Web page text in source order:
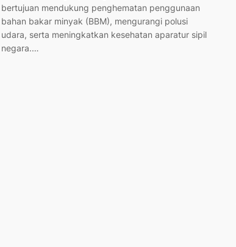
bertujuan mendukung penghematan penggunaan
bahan bakar minyak (BBM), mengurangi polusi
udara, serta meningkatkan kesehatan aparatur sipil
negara.…